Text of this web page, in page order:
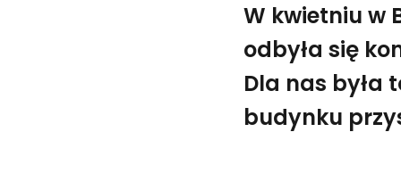
W kwietniu w
odbyła się
Dla nas była
budynku